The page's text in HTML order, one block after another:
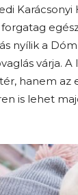
nyílik a
várja. A
hanem az
is lehet